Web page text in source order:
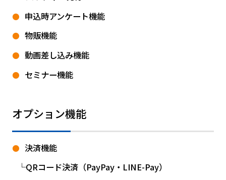
申込時アンケート機能
物販機能
動画差し込み機能
セミナー機能
オプション機能
決済機能
QRコード決済（PayPay・LINE-Pay）